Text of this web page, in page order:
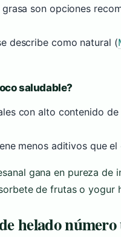
son opciones
describe como natural (
saludable?
con alto contenido
menos aditivos que
gana en pureza de
de frutas o yogur
helado